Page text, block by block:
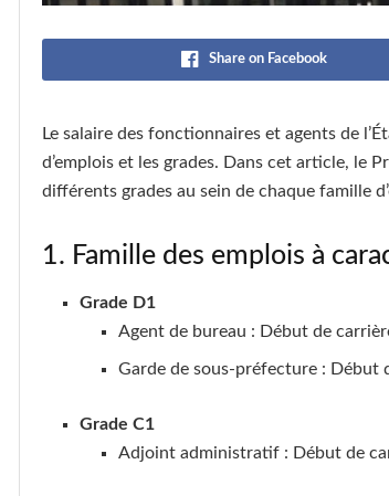
Share on Facebook
Le salaire des fonctionnaires et agents de
d’emplois et les grades. Dans cet article, le
différents grades au sein de chaque famille
1. Famille des emplois à
Grade D1
Agent de bureau : Début de
Garde de sous-préfecture : Début
Grade C1
Adjoint administratif : Début de